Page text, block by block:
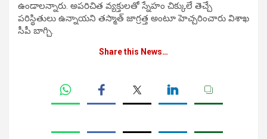
ఉండాలన్నారు. అపరిచిత వ్యక్తులతో స్నేహం చిక్కులే తెచ్చే
పరిస్థితులు ఉన్నాయని తస్మాత్ జాగ్రత్త అంటూ హెచ్చరించారు విశాఖ
సీపీ బాగ్చి.
Share this News…